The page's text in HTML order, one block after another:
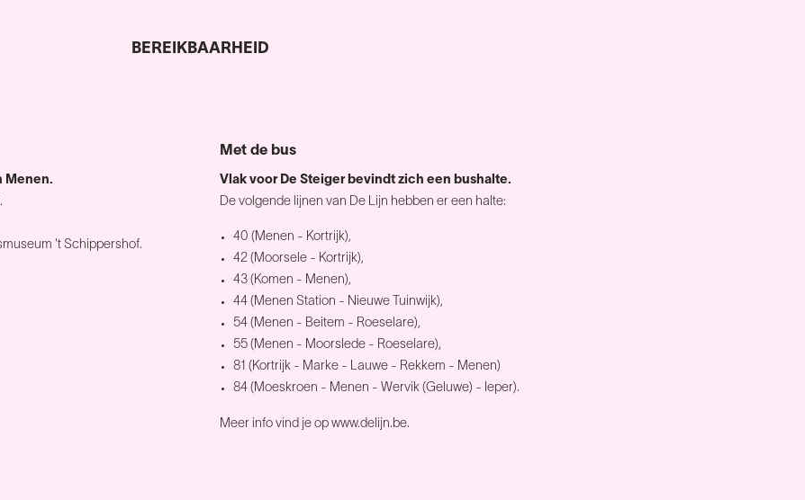
BEREIKBAARHEID
Menen.
't Schippershof.
Met de bus
Vlak voor De Steiger bevindt zich een bushalte.
De volgende lijnen van De Lijn hebben er een halte:
40 (Menen - Kortrijk),
42 (Moorsele - Kortrijk),
43 (Komen - Menen),
44 (Menen Station - Nieuwe Tuinwijk),
54 (Menen - Beitem - Roeselare),
55 (Menen - Moorslede - Roeselare),
81 (Kortrijk - Marke - Lauwe - Rekkem - Menen)
84 (Moeskroen - Menen - Wervik (Geluwe) - Ieper).
Meer info vind je opwww.delijn.be.